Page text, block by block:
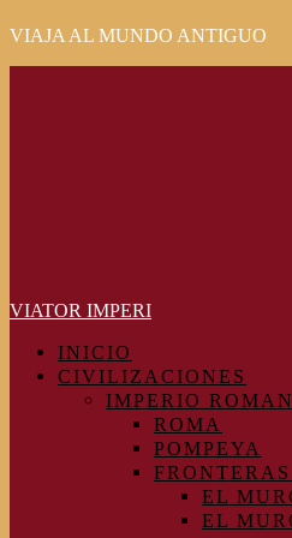
VIAJA AL MUNDO ANTIGUO
VIATOR IMPERI
INICIO
CIVILIZACIONES
IMPERIO
ROMA
POMPEYA
EL
EL